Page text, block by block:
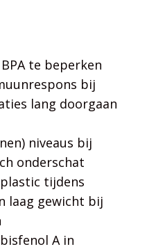
te beperken
bij
lang doorgaan
niveaus bij
onderschat
tijdens
laag gewicht bij
A in